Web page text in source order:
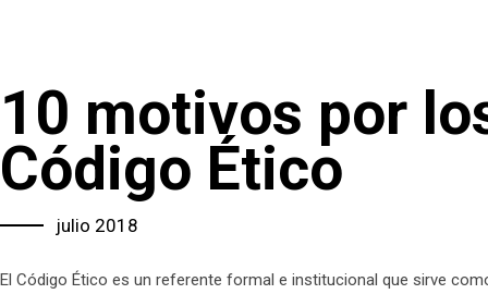
10 motivos por
Código Ético
julio 2018
El Código Ético es un referente formal e institucional que sirve